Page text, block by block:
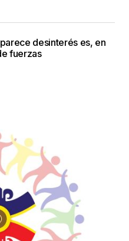
desinterés es, en
fuerzas